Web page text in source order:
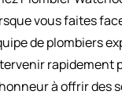
vous faites
de plombiers
rapidement
à offrir des